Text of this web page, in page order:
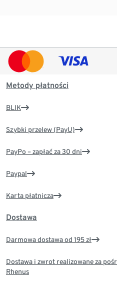
Metody płatności
BLIK
Szybki przelew (PayU)
PayPo – zapłać za 30 dni
Paypal
Karta płatnicza
Dostawa
Darmowa dostawa od 195 zł
Dostawa i zwrot realizowane za
Rhenus